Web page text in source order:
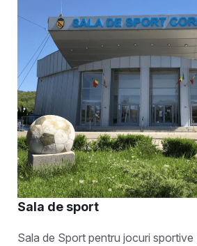
Sala de sport
Sala de Sport pentru jocuri sportive